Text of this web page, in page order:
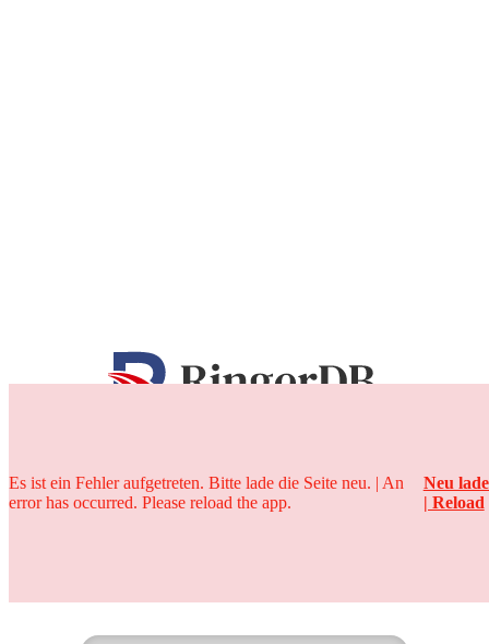
25 Jahre
Es ist ein Fehler aufgetreten. Bitte lade die Seite neu. | An
error has occurred. Please reload the app.
Neu
| Reload